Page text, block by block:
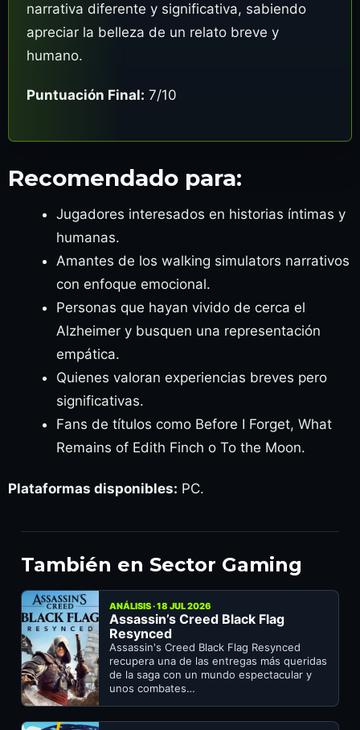
narrativa diferente y significativa, sabiendo
apreciar la belleza de un relato breve y
humano.
Puntuación Final: 7/10
Recomendado para:
Jugadores interesados en historias íntimas y
humanas.
Amantes de los walking simulators narrativos
con enfoque emocional.
Personas que hayan vivido de cerca el
Alzheimer y busquen una representación
empática.
Quienes valoran experiencias breves pero
significativas.
Fans de títulos como Before I Forget, What
Remains of Edith Finch o To the Moon.
Plataformas disponibles: PC.
También en Sector Gaming
ANÁLISIS · 18 JUL 2026
Assassin’s Creed Black Flag
Resynced
Assassin's Creed Black Flag Resynced
recupera una de las entregas más queridas
de la saga con un mundo espectacular y
unos combates…